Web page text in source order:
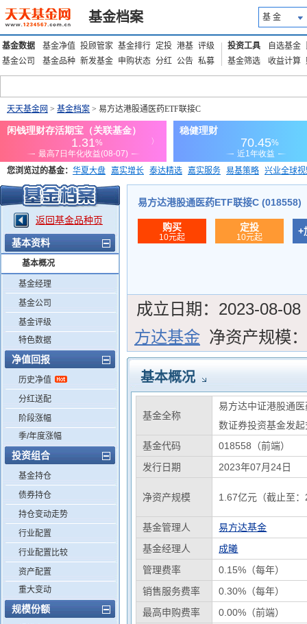
基金档案 基 金
基金数据 基金净值 投顾管家 基金排行 定投 港基 评级
基金公司
基金品种 新发基金 申购状态 分红 公告 私募
投资工具 自选基金
基金筛选
收益计算
天天基金网 > 基金档案 > 易方达港股通医药ETF联接C
您浏览过的基金： 华夏大盘 嘉实增长 泰达精选 嘉实服务 易基策略 兴业全球
添富优势 华安宏利 上证180价值ETF
返回基金品种页
基本资料
基本概况
基金经理
基金公司
基金评级
特色数据
净值回报
历史净值
分红送配
阶段涨幅
季/年度涨幅
投资组合
基金持仓
债券持仓
持仓变动走势
行业配置
行业配置比较
资产配置
重大变动
规模份额
易方达港股通医药ETF联接C (018558)
购买
10元起
定投
10元起
+
成立日期： 2023-08-08
方达基金 净资产规模：
基本概况
基金全称
易方达中证港股通
数证券投资基金发
基金代码
018558（前端）
发行日期
2023年07月24日
净资产规模 1.67亿元（截止至
基金管理人
易方达基金
基金经理人
成曦
管理费率
0.15%（每年）
销售服务费率
0.30%（每年）
最高申购费率
0.00%（前端）